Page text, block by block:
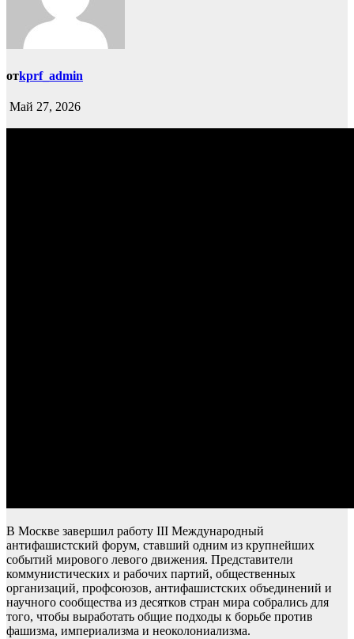
отkprf_admin
Май 27, 2026
В Москве завершил работу III Международный
антифашистский форум, ставший одним из крупнейших
событий мирового левого движения. Представители
коммунистических и рабочих партий, общественных
организаций, профсоюзов, антифашистских объединений и
научного сообщества из десятков стран мира собрались для
того, чтобы выработать общие подходы к борьбе против
фашизма, империализма и неоколониализма.